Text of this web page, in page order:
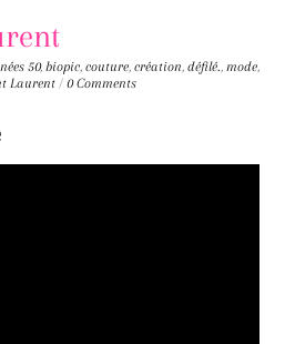
50,biopic,couture,création,défilé., mode,
Laurent / 0 Comments